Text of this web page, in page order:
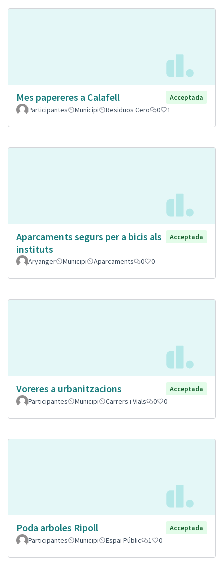
Mes papereres a Calafell
Acceptada
Participantes
Municipi Residuos Cero 0 1
Aparcaments segurs per a bicis als
instituts
Acceptada
Aryanger Municipi Aparcaments 0 0
Voreres a urbanitzacions
Acceptada
Participantes
Municipi Carrers i Vials 0 0
Poda arboles Ripoll
Acceptada
Participantes
Municipi Espai Públic 1 0